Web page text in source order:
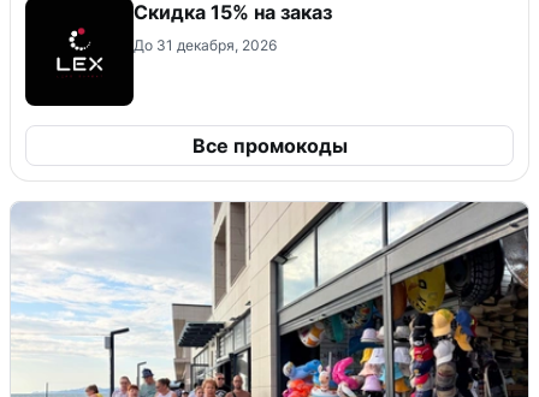
Скидка 15% на заказ
До 31 декабря, 2026
Все промокоды